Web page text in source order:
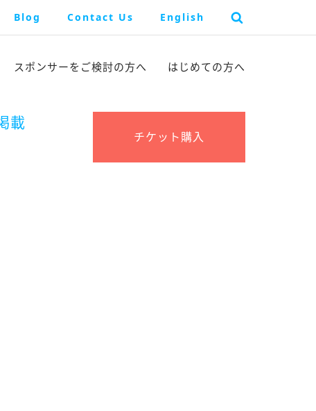
Blog Contact Us English
スポンサーを ご検討の方へ はじめての方へ
載
チケット購入